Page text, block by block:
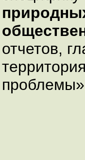
отчетов,